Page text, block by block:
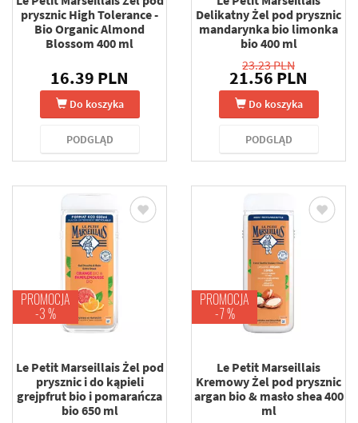
prysznic High Tolerance -
Bio Organic Almond
Blossom 400 ml
16.39 PLN
Do koszyka
PODGLĄD
Delikatny Żel pod prysznic
mandarynka bio limonka
bio 400 ml
23.23 PLN
21.56 PLN
Do koszyka
PODGLĄD
PROMOCJA
-3 %
Le Petit Marseillais Żel pod
prysznic i do kąpieli
grejpfrut bio i pomarańcza
bio 650 ml
PROMOCJA
-7 %
Le Petit Marseillais
Kremowy Żel pod prysznic
argan bio & masło shea 400
ml